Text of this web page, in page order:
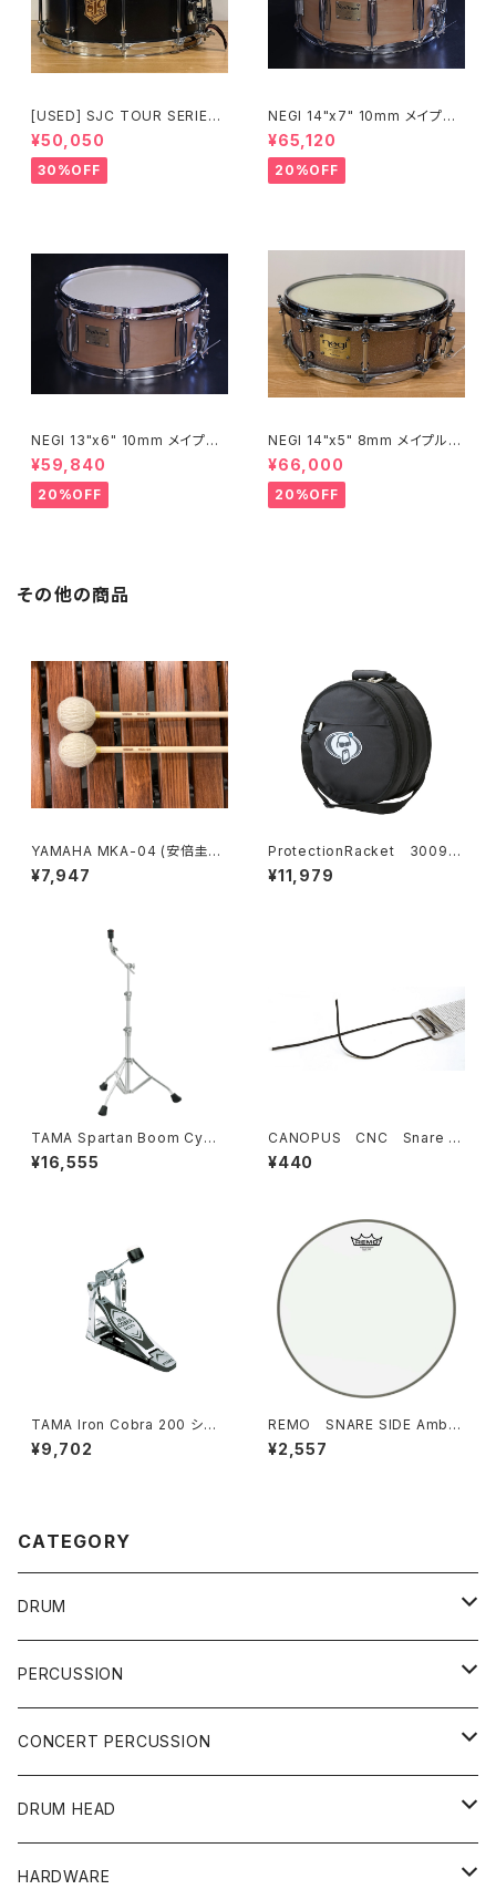
[USED] SJC TOUR SERIES
SNARE 14 × 6.5 マットブラッ
ク
¥50,050
30%OFF
NEGI 14"x7" 10mm メイプル
スネア M10R1470P-S2N
¥65,120
20%OFF
NEGI 13"x6" 10mm メイプル
スネア M10R1360R8-S2N
¥59,840
20%OFF
NEGI 14"x5" 8mm メイプルス
ネア SW-MU1450PI-S2HB
¥66,000
20%OFF
その他の商品
YAMAHA MKA-04 (安倍圭子
モデル) マリンバ マレット MK
A04
¥7,947
ProtectionRacket 3009C
14" ×8" スネアケース (ショ
ルダー)
¥11,979
TAMA Spartan Boom Cymb
al Stand HC73BS
¥16,555
CANOPUS CNC Snare W
ire Cord スナッピーコード
¥440
TAMA Iron Cobra 200 シン
グル ペダル HP200P
¥9,702
REMO SNARE SIDE Amba
¥2,557
CATEGORY
DRUM
DRUM SET
YAMAHA
PEARL
SNARE
TAMA
PEARL
CYMBAL
ZILDJIAN
ACCESSORY
PERCUSSION
CAJON
CONGA
BONGO
CONCERT PERCUSSION
CONCERT SNARE
CONCERT CYMBAL
DRUM HEAD
SNARE HEAD
HARDWARE